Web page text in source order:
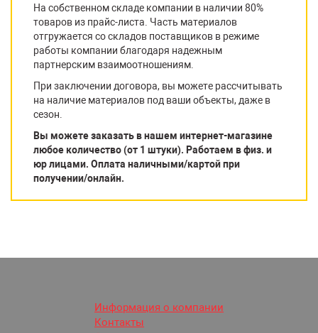
На собственном складе компании в наличии 80%
товаров из прайс-листа. Часть материалов
отгружается со складов поставщиков в режиме
работы компании благодаря надежным
партнерским взаимоотношениям.
При заключении договора, вы можете рассчитывать
на наличие материалов под ваши объекты, даже в
сезон.
Вы можете заказать в нашем интернет-магазине
любое количество (от 1 штуки). Работаем в физ. и
юр лицами. Оплата наличными/картой при
получении/онлайн.
Информация о компании
Контакты